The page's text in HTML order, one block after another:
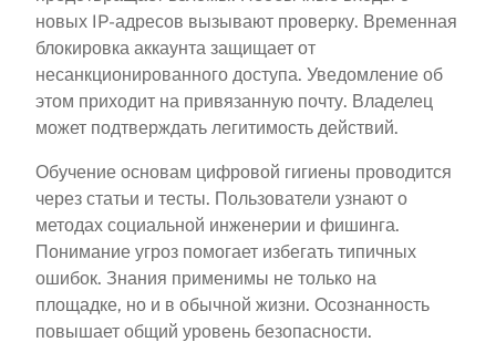
новых IP-адресов вызывают проверку. Временная
блокировка аккаунта защищает от
несанкционированного доступа. Уведомление об
этом приходит на привязанную почту. Владелец
может подтверждать легитимость действий.
Обучение основам цифровой гигиены проводится
через статьи и тесты. Пользователи узнают о
методах социальной инженерии и фишинга.
Понимание угроз помогает избегать типичных
ошибок. Знания применимы не только на
площадке, но и в обычной жизни. Осознанность
повышает общий уровень безопасности.